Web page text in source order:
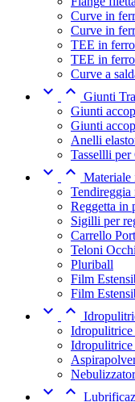
Curve in
Curve in
TEE in ferro
TEE in
Curve a
  Giunti
Giunti
Giunti
Anelli
Tassellli per
  Materiale
Tendireggia
Reggetta in
Sigilli per
Carrello
Teloni
Pluriball
Film
Film
 
Idropulitrice
Idropulitrice
 